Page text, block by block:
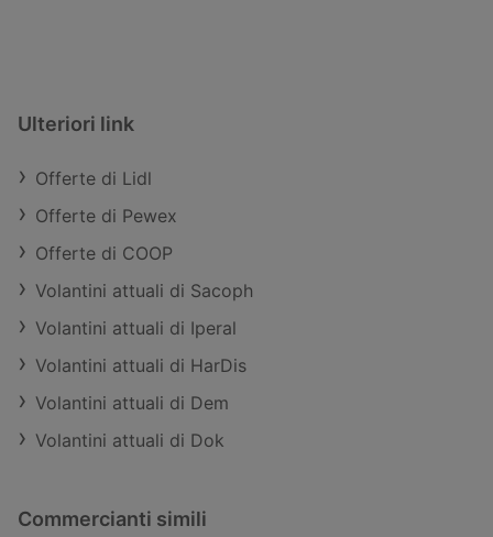
Ulteriori link
Offerte di Lidl
Offerte di Pewex
Offerte di COOP
Volantini attuali di Sacoph
Volantini attuali di Iperal
Volantini attuali di HarDis
Volantini attuali di Dem
Volantini attuali di Dok
Commercianti simili